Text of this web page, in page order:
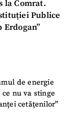
la Comrat.
Publice
Erdogan”
de energie
nu va stinge
cetățenilor”